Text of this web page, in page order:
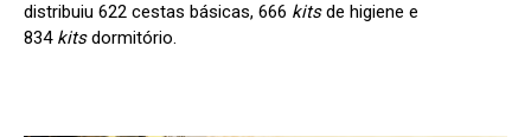
distribuiu 622 cestas básicas, 666 kitsde higiene e
834 kitsdormitório.